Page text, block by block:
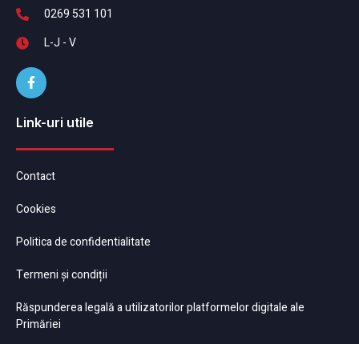
0269 531 101
L-J - V
Link-uri utile
Contact
Cookies
Politica de confidentialitate
Termeni și condiții
Răspunderea legală a utilizatorilor platformelor digitale ale
Primăriei